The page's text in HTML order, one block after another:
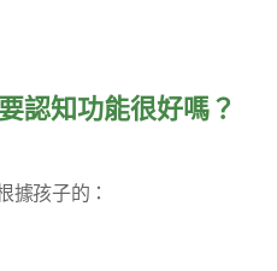
認知功能很好嗎？
據孩子的：